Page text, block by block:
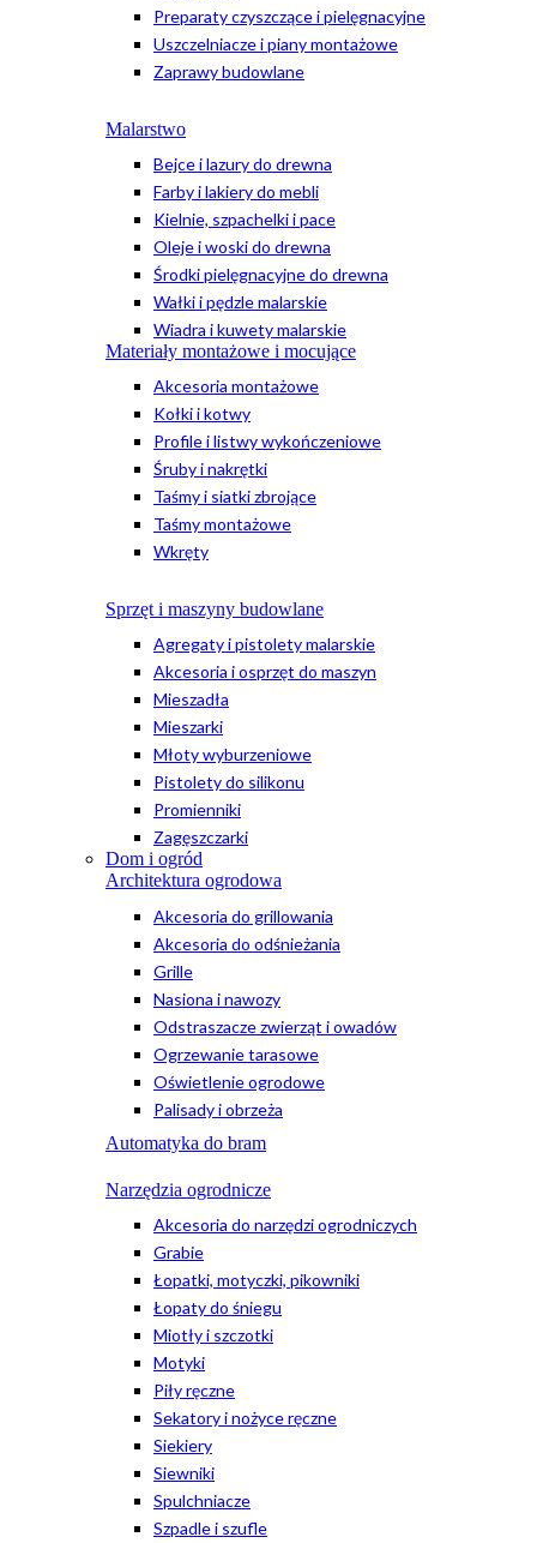
Preparaty czyszczące i pielęgnacyjne
Uszczelniacze i piany montażowe
Zaprawy budowlane
Malarstwo
Bejce i lazury do drewna
Farby i lakiery do mebli
Kielnie, szpachelki i pace
Oleje i woski do drewna
Środki pielęgnacyjne do drewna
Wałki i pędzle malarskie
Wiadra i kuwety malarskie
Materiały montażowe i mocujące
Akcesoria montażowe
Kołki i kotwy
Profile i listwy wykończeniowe
Śruby i nakrętki
Taśmy i siatki zbrojące
Taśmy montażowe
Wkręty
Sprzęt i maszyny budowlane
Agregaty i pistolety malarskie
Akcesoria i osprzęt do maszyn
Mieszadła
Mieszarki
Młoty wyburzeniowe
Pistolety do silikonu
Promienniki
Zagęszczarki
Dom i ogród
Architektura ogrodowa
Akcesoria do grillowania
Akcesoria do odśnieżania
Grille
Nasiona i nawozy
Odstraszacze zwierząt i owadów
Ogrzewanie tarasowe
Oświetlenie ogrodowe
Palisady i obrzeża
Automatyka do bram
Narzędzia ogrodnicze
Akcesoria do narzędzi ogrodniczych
Grabie
Łopatki, motyczki, pikowniki
Łopaty do śniegu
Miotły i szczotki
Motyki
Piły ręczne
Sekatory i nożyce ręczne
Siekiery
Siewniki
Spulchniacze
Szpadle i szufle